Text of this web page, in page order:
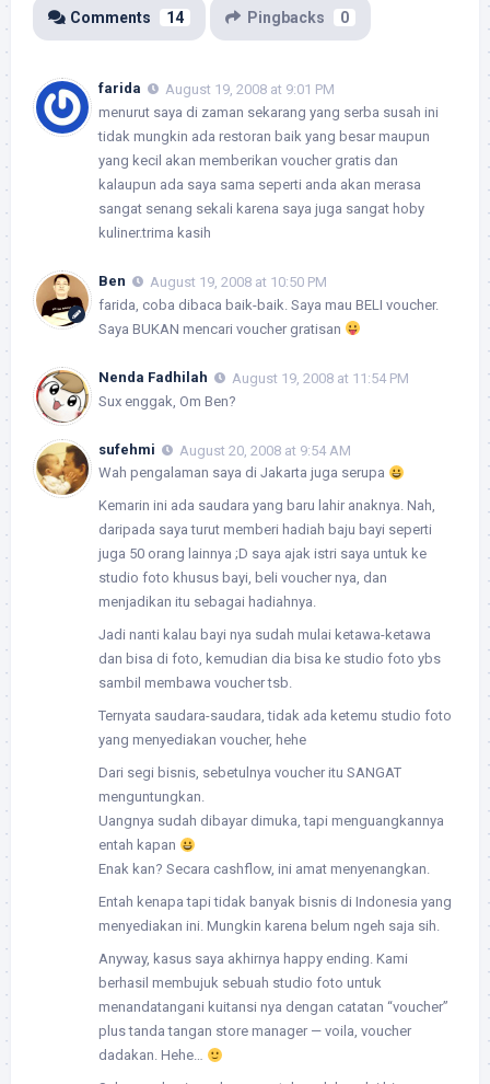
Comments 14 Pingbacks 0
farida
August 19, 2008 at 9:01 PM
menurut saya di zaman sekarang yang serba susah ini
tidak mungkin ada restoran baik yang besar maupun
yang kecil akan memberikan voucher gratis dan
kalaupun ada saya sama seperti anda akan merasa
sangat senang sekali karena saya juga sangat hoby
kuliner.trima kasih
Ben
August 19, 2008 at 10:50 PM
farida, coba dibaca baik-baik. Saya mau BELI voucher.
Saya BUKAN mencari voucher gratisan
Nenda Fadhilah
August 19, 2008 at 11:54 PM
Sux enggak, Om Ben?
sufehmi
August 20, 2008 at 9:54 AM
Wah pengalaman saya di Jakarta juga serupa
Kemarin ini ada saudara yang baru lahir anaknya. Nah,
daripada saya turut memberi hadiah baju bayi seperti
juga 50 orang lainnya ;D saya ajak istri saya untuk ke
studio foto khusus bayi, beli voucher nya, dan
menjadikan itu sebagai hadiahnya.
Jadi nanti kalau bayi nya sudah mulai ketawa-ketawa
dan bisa di foto, kemudian dia bisa ke studio foto ybs
sambil membawa voucher tsb.
Ternyata saudara-saudara, tidak ada ketemu studio foto
yang menyediakan voucher, hehe
Dari segi bisnis, sebetulnya voucher itu SANGAT
menguntungkan.
Uangnya sudah dibayar dimuka, tapi menguangkannya
entah kapan
Enak kan? Secara cashflow, ini amat menyenangkan.
Entah kenapa tapi tidak banyak bisnis di Indonesia yang
menyediakan ini. Mungkin karena belum ngeh saja sih.
Anyway, kasus saya akhirnya happy ending. Kami
berhasil membujuk sebuah studio foto untuk
menandatangani kuitansi nya dengan catatan “voucher”
plus tanda tangan store manager — voila, voucher
dadakan. Hehe…